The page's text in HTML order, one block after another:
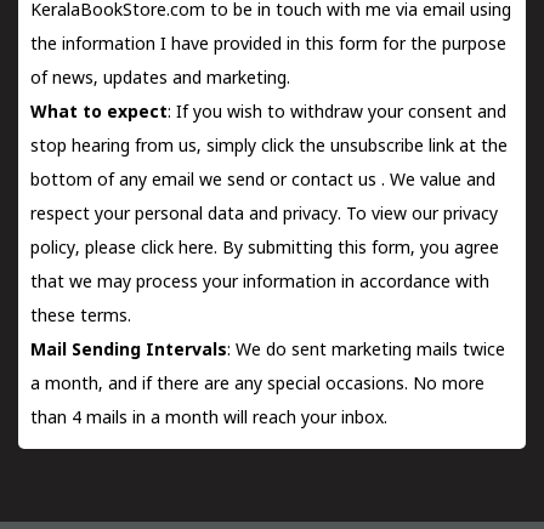
KeralaBookStore.com to be in touch with me via email using
the information I have provided in this form for the purpose
of news, updates and marketing.
What to expect: If you wish to withdraw your consent and
stop hearing from us, simply click the unsubscribe link at the
bottom of any email we send orcontact us . We value and
respect your personal data and privacy. To view our privacy
policy, please click here. By submitting this form, you agree
that we may process your information in accordance with
these terms.
Mail Sending Intervals: We do sent marketing mails twice
a month, and if there are any special occasions. No more
than 4 mails in a month will reach your inbox.